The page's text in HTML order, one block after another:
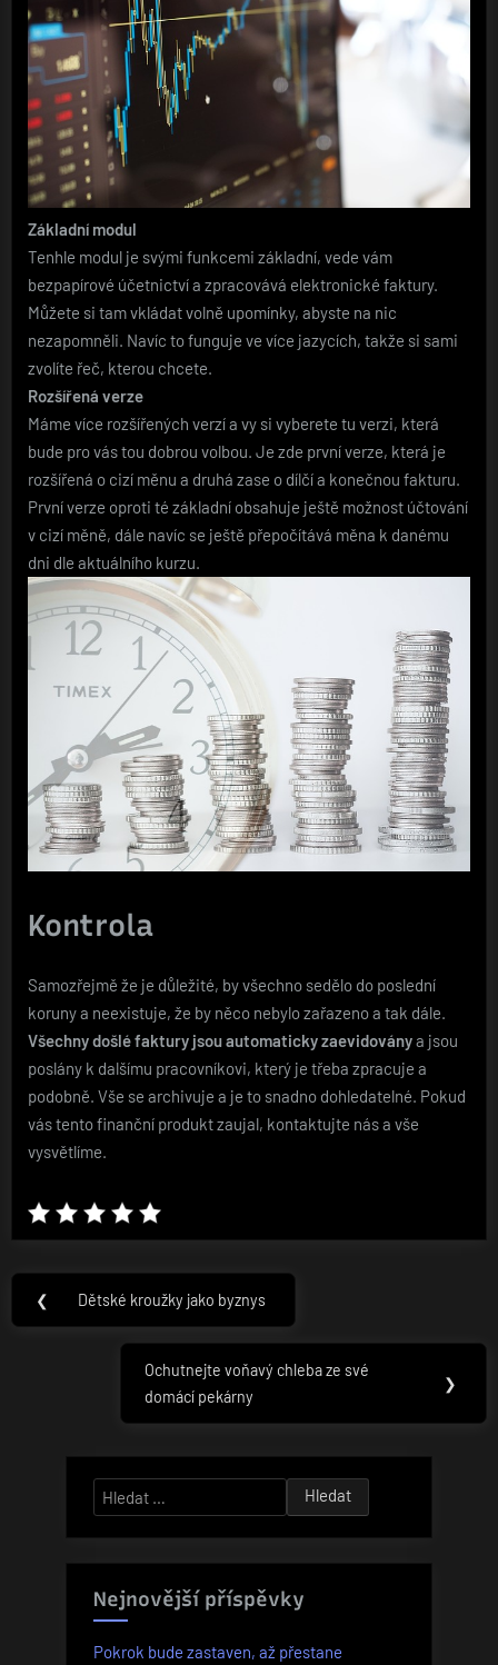
Základní modul
Tenhle modul je svými funkcemi základní, vede vám
bezpapírové účetnictví a zpracovává elektronické faktury.
Můžete si tam vkládat volně upomínky, abyste na nic
nezapomněli. Navíc to funguje ve více jazycích, takže si sami
zvolíte řeč, kterou chcete.
Rozšířená verze
Máme více rozšířených verzí a vy si vyberete tu verzi, která
bude pro vás tou dobrou volbou. Je zde první verze, která je
rozšířená o cizí měnu a druhá zase o dílčí a konečnou fakturu.
První verze oproti té základní obsahuje ještě možnost účtování
v cizí měně, dále navíc se ještě přepočítává měna k danému
dni dle aktuálního kurzu.
Kontrola
Samozřejmě že je důležité, by všechno sedělo do poslední
koruny a neexistuje, že by něco nebylo zařazeno a tak dále.
Všechny došlé faktury jsou automaticky zaevidoványa jsou
poslány k dalšímu pracovníkovi, který je třeba zpracuje a
podobně. Vše se archivuje a je to snadno dohledatelné. Pokud
vás tento finanční produkt zaujal, kontaktujte nás a vše
vysvětlíme.
Navigace
pro
příspěvek
❮
Previous
Dětské kroužky jako byznys
Next
Post:
Ochutnejte voňavý chleba ze své
domácí pekárny
❯
Vyhledávání
Nejnovější příspěvky
Pokrok bude zastaven, až přestane